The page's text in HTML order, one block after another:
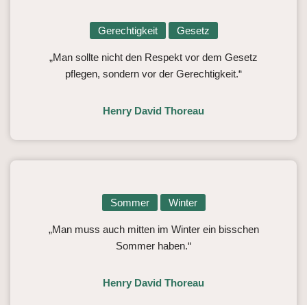
Gerechtigkeit Gesetz
„Man sollte nicht den Respekt vor dem Gesetz
pflegen, sondern vor der Gerechtigkeit.“
Henry David Thoreau
Sommer Winter
„Man muss auch mitten im Winter ein bisschen
Sommer haben.“
Henry David Thoreau